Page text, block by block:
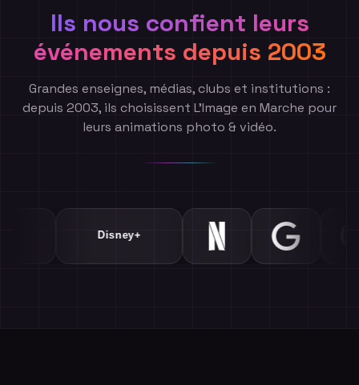
Ils nous confient leurs
événements depuis 2003
Grandes enseignes, médias, clubs et institutions :
depuis 2003, ils choisissent L'Image en Marche pour
leurs animations photo & vidéo.
Netflix